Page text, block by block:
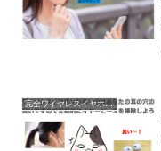
完全ワイヤレスイヤホン豆知識